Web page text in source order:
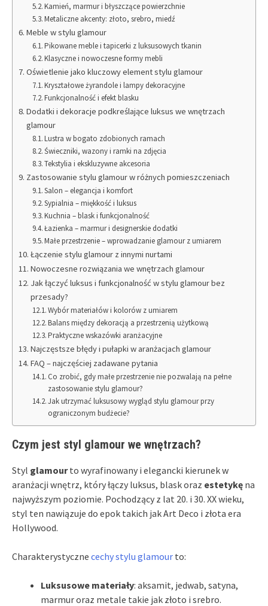
Kamień, marmur i błyszczące powierzchnie
Metaliczne akcenty: złoto, srebro, miedź
Meble w stylu glamour
Pikowane meble i tapicerki z luksusowych tkanin
Klasyczne i nowoczesne formy mebli
Oświetlenie jako kluczowy element stylu glamour
Kryształowe żyrandole i lampy dekoracyjne
Funkcjonalność i efekt blasku
Dodatki i dekoracje podkreślające luksus we wnętrzach
glamour
Lustra w bogato zdobionych ramach
Świeczniki, wazony i ramki na zdjęcia
Tekstylia i ekskluzywne akcesoria
Zastosowanie stylu glamour w różnych pomieszczeniach
Salon – elegancja i komfort
Sypialnia – miękkość i luksus
Kuchnia – blask i funkcjonalność
Łazienka – marmur i designerskie dodatki
Małe przestrzenie – wprowadzanie glamour z umiarem
Łączenie stylu glamour z innymi nurtami
Nowoczesne rozwiązania we wnętrzach glamour
Jak łączyć luksus i funkcjonalność w stylu glamour bez
przesady?
Wybór materiałów i kolorów z umiarem
Balans między dekoracją a przestrzenią użytkową
Praktyczne wskazówki aranżacyjne
Najczęstsze błędy i pułapki w aranżacjach glamour
FAQ – najczęściej zadawane pytania
Co zrobić, gdy małe przestrzenie nie pozwalają na pełne
zastosowanie stylu glamour?
Jak utrzymać luksusowy wygląd stylu glamour przy
ograniczonym budżecie?
Czym jest styl glamour we wnętrzach?
Styl glamourto wyrafinowany i elegancki kierunek w
aranżacji wnętrz, który łączy luksus, blask oraz estetykę na
najwyższym poziomie. Pochodzący z lat 20. i 30. XX wieku,
styl ten nawiązuje do epok takich jak Art Deco i złota era
Hollywood.
Charakterystyczne cechy stylu glamour to:
Luksusowe materiały: aksamit, jedwab, satyna,
marmur oraz metale takie jak złoto i srebro.